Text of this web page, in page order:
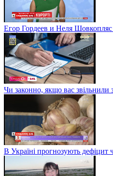
Егор Гордеев и Неля
Чи законно, якщо вас звільнили
В Україні прогнозують дефіцит